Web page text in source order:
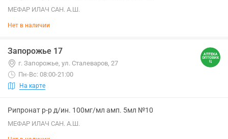
МЕФАР ИЛАЧ САН. А.Ш.
Нет в наличии
Запорожье 17
г. Запорожье, ул. Сталеваров, 27
Пн-Вс: 08:00-21:00
На карте
Рипронат р-р д/ин. 100мг/мл амп. 5мл №10
МЕФАР ИЛАЧ САН. А.Ш.